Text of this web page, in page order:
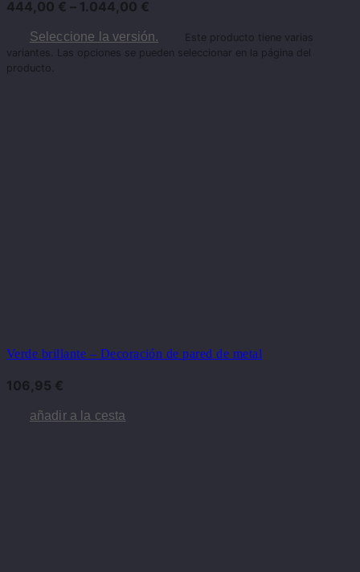
444,00 € – 1.044,00 €
Seleccione la versión.
Este producto tiene varias
variantes. Las opciones se pueden seleccionar en la página del
producto.
Verde brillante – Decoración de pared de metal
106,95 €
añadir a la cesta